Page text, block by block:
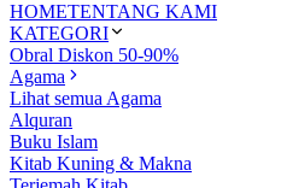
HOMETENTANG KAMI
KATEGORI
Obral Diskon 50-90%
Agama
Lihat semua Agama
Alquran
Buku Islam
Kitab Kuning & Makna